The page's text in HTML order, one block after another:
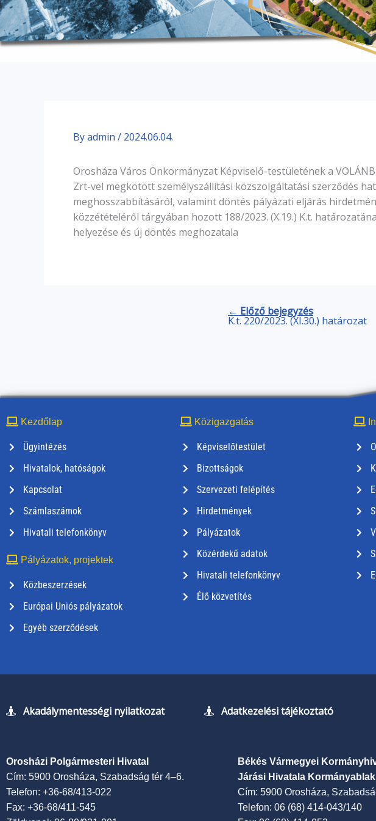
Byadmin / 2024.06.04.
Orosháza Város Önkormányzat Képviselő-testületének a
Zrt-vel megkötött személyszállítási közszolgáltatási szerződés
meghosszabbításáról, valamint döntés pályázati eljárás
közzétételéről tárgyában hozott 188/2023. (X.19.) K.t.
helyezése és új döntés meghozatala
← Előző bejegyzés
K.t. 220/2023. (XI.30.) határozat
Kezdőlap
Ügyintézés
Hivatalok, hatóságok
Kapcsolat
Számlaszámok
Hivatali telefonkönyv
Pályázatok, projektek
Közbeszerzések
Európai Uniós pályázatok
Egyéb szerződések
Közigazgatás
Képviselőtestület
Bizottságok
Szervezeti felépítés
Hirdetmények
Pályázatok
Közérdekű adatok
Hivatali telefonkönyv
Élő közvetítés
Akadálymentességi nyilatkozat Adatkezelési tájékoztató
Orosházi Polgármesteri Hivatal
Cím: 5900 Orosháza, Szabadság tér 4–6.
Telefon: +36-68/413-022
Fax: +36-68/411-545
Békés Vármegyei
Járási Hivatala
Cím: 5900 Orosháza,
Telefon: 06 (68) 414-043/140